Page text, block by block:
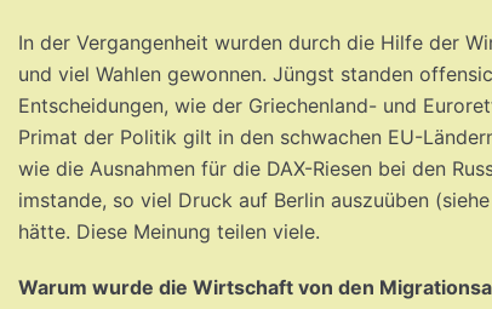
In der Vergangenheit wurden durch die Hilfe der
und viel Wahlen gewonnen. Jüngst standen
Entscheidungen, wie der Griechenland- und
Primat der Politik gilt in den schwachen EU-
wie die Ausnahmen für die DAX-Riesen bei den
imstande, so viel Druck auf Berlin auszuüben
hätte. Diese Meinung teilen viele.
Warum wurde die Wirtschaft von den